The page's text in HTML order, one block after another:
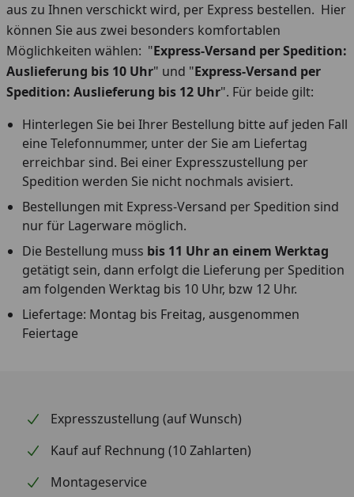
aus zu Ihnen verschickt wird, per Express bestellen. Hier
können Sie aus zwei besonders komfortablen
Möglichkeiten wählen: "Express-Versand per Spedition:
Auslieferung bis 10 Uhr" und "Express-Versand per
Spedition: Auslieferung bis 12 Uhr". Für beide gilt:
Hinterlegen Sie bei Ihrer Bestellung bitte auf jeden Fall
eine Telefonnummer, unter der Sie am Liefertag
erreichbar sind. Bei einer Expresszustellung per
Spedition werden Sie nicht nochmals avisiert.
Bestellungen mit Express-Versand per Spedition sind
nur für Lagerware möglich.
Die Bestellung muss bis 11 Uhr an einem Werktag
getätigt sein, dann erfolgt die Lieferung per Spedition
am folgenden Werktag bis 10 Uhr, bzw 12 Uhr.
Liefertage: Montag bis Freitag, ausgenommen
Feiertage
Expresszustellung (auf Wunsch)
Kauf auf Rechnung (10 Zahlarten)
Montageservice